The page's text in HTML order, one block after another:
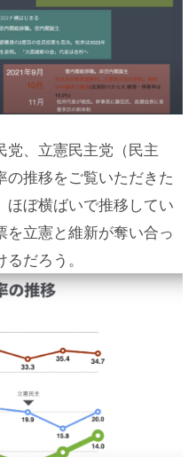
党、立憲民主党（民主
の推移をご覧いただきた
ほぼ横ばいで推移してい
を立憲と維新が奪い合っ
だろう。